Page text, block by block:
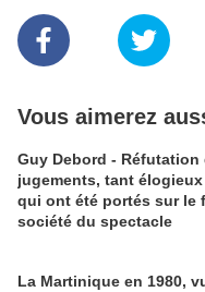
Vous aimerez
Guy Debord - Réfutation
jugements, tant
qui ont été portés sur le
société du spectacle
La Martinique en 1980,